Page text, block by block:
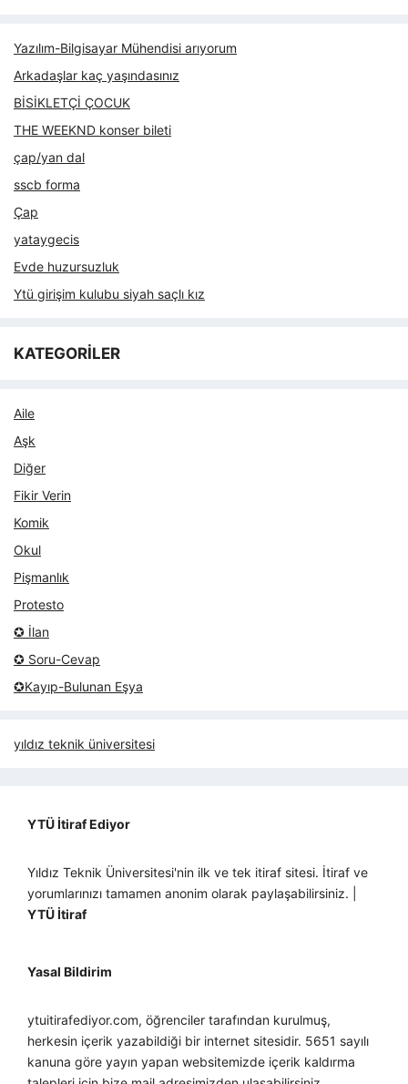
Yazılım-Bilgisayar Mühendisi arıyorum
Arkadaşlar kaç yaşındasınız
BİSİKLETÇİ ÇOCUK
THE WEEKND konser bileti
çap/yan dal
sscb forma
Çap
yataygecis
Evde huzursuzluk
Ytü girişim kulubu siyah saçlı kız
KATEGORİLER
Aile
Aşk
Diğer
Fikir Verin
Komik
Okul
Pişmanlık
Protesto
✪ İlan
✪ Soru-Cevap
✪Kayıp-Bulunan Eşya
yıldız teknik üniversitesi
YTÜ İtiraf Ediyor
Yıldız Teknik Üniversitesi'nin ilk ve tek itiraf sitesi. İtiraf ve
yorumlarınızı tamamen anonim olarak paylaşabilirsiniz. |
YTÜ İtiraf
Yasal Bildirim
ytuitirafediyor.com, öğrenciler tarafından kurulmuş,
herkesin içerik yazabildiği bir internet sitesidir. 5651 sayılı
kanuna göre yayın yapan websitemizde içerik kaldırma